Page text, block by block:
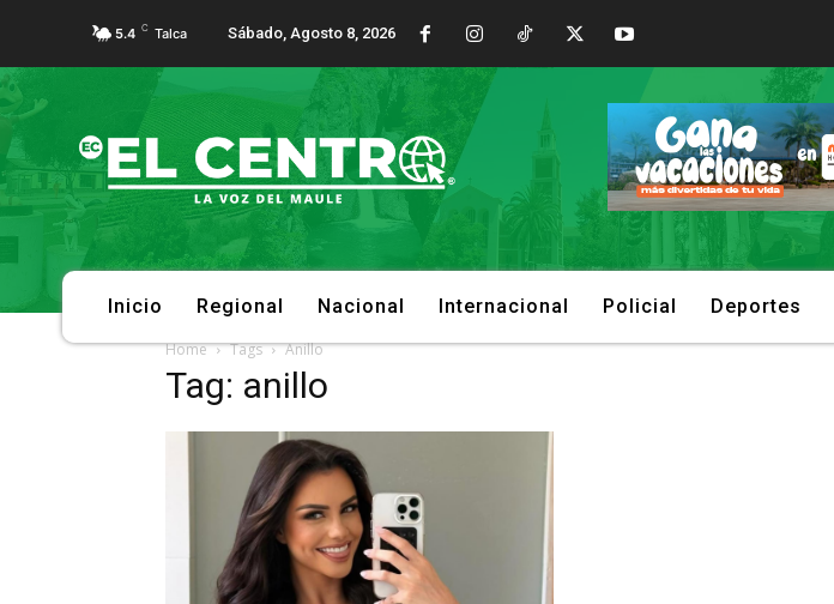
5.4 C Talca Sábado, Agosto 8, 2026
Inicio Regional Nacional Internacional Policial Deportes
Home Tags Anillo
Tag: anillo